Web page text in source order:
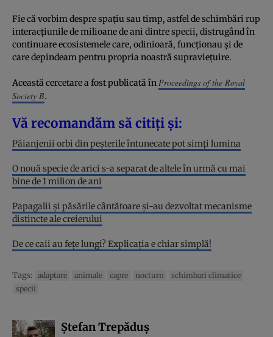
Fie că vorbim despre spațiu sau timp, astfel de schimbări rup
interacțiunile de milioane de ani dintre specii, distrugând în
continuare ecosistemele care, odinioară, funcționau și de
care depindeam pentru propria noastră supraviețuire.
Această cercetare a fost publicată în Proceedings of the Royal
Society B.
Vă recomandăm să citiți și:
Păianjenii orbi din peșterile întunecate pot simți lumina
O nouă specie de arici s-a separat de altele în urmă cu mai
bine de 1 milion de ani
Papagalii și păsările cântătoare și-au dezvoltat mecanisme
distincte ale creierului
De ce caii au fețe lungi? Explicația e chiar simplă!
Tags: adaptare animale capre nocturn
schimbari climatice
specii
Ștefan Trepăduș